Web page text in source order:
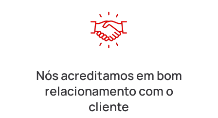
Nós acreditamos em bom
relacionamento com o
cliente